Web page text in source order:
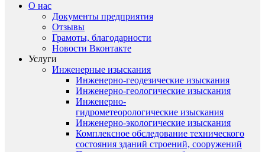
О нас
Документы предприятия
Отзывы
Грамоты, благодарности
Новости Вконтакте
Услуги
Инженерные изыскания
Инженерно-геодезические изыскания
Инженерно-геологические изыскания
Инженерно-
гидрометеорологические изыскания
Инженерно-экологические изыскания
Комплексное обследование технического
состояния зданий строений, сооружений